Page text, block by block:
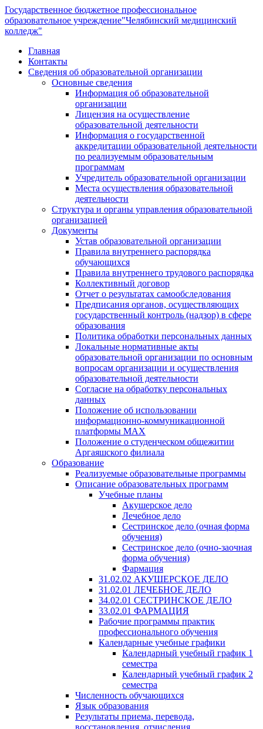
Государственное бюджетное профессиональное
образовательное учреждение"Челябинский медицинский
колледж"
Главная
Контакты
Сведения об образовательной организации
Основные сведения
Информация об образовательной
организации
Лицензия на осуществление
образовательной деятельности
Информация о государственной
аккредитации образовательной деятельности
по реализуемым образовательным
программам
Учредитель образовательной организации
Места осуществления образовательной
деятельности
Структура и органы управления образовательной
организацией
Документы
Устав образовательной организации
Правила внутреннего распорядка
обучающихся
Правила внутреннего трудового распорядка
Коллективный договор
Отчет о результатах самообследования
Предписания органов, осуществляющих
государственный контроль (надзор) в сфере
образования
Политика обработки персональных данных
Локальные нормативные акты
образовательной организации по основным
вопросам организации и осуществления
образовательной деятельности
Согласие на обработку персональных
данных
Положение об использовании
информационно-коммуникационной
платформы MAX
Положение о студенческом общежитии
Аргаяшского филиала
Образование
Реализуемые образовательные программы
Описание образовательных программ
Учебные планы
Акушерское дело
Лечебное дело
Сестринское дело (очная форма
обучения)
Сестринское дело (очно-заочная
форма обучения)
Фармация
31.02.02 АКУШЕРСКОЕ ДЕЛО
31.02.01 ЛЕЧЕБНОЕ ДЕЛО
34.02.01 СЕСТРИНСКОЕ ДЕЛО
33.02.01 ФАРМАЦИЯ
Рабочие программы практик
профессионального обучения
Календарные учебные графики
Календарный учебный график 1
семестра
Календарный учебный график 2
семестра
Численность обучающихся
Язык образования
Результаты приема, перевода,
восстановления, отчисления